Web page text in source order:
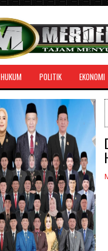
HUKUM POLITIK EKONOMI